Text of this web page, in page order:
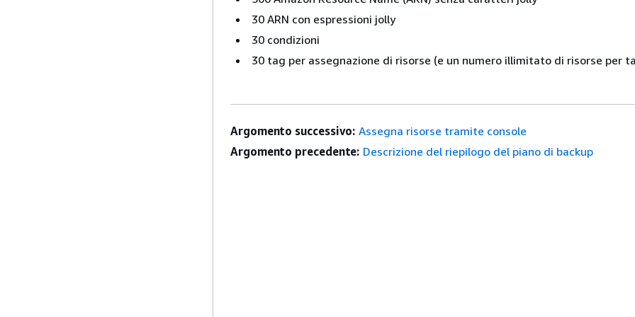
30 ARN con espressioni jolly
30 condizioni
30 tag per assegnazione di risorse (e un numero illimitato di risorse per
Argomento successivo: Assegna risorse tramite console
Argomento precedente: Descrizione del riepilogo del piano di backup